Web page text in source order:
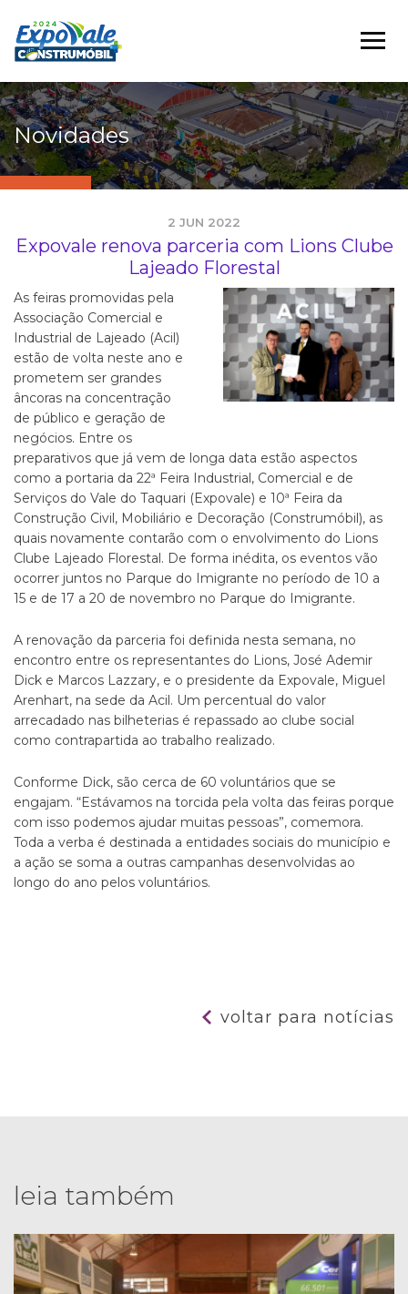
Novidades
2 JUN 2022
Expovale renova parceria com Lions Clube
Lajeado Florestal
As feiras promovidas pela
Associação Comercial e
Industrial de Lajeado (Acil)
estão de volta neste ano e
prometem ser grandes
âncoras na concentração
de público e geração de
negócios. Entre os
preparativos que já vem de longa data estão aspectos
como a portaria da 22ª Feira Industrial, Comercial e de
Serviços do Vale do Taquari (Expovale) e 10ª Feira da
Construção Civil, Mobiliário e Decoração (Construmóbil), as
quais novamente contarão com o envolvimento do Lions
Clube Lajeado Florestal. De forma inédita, os eventos vão
ocorrer juntos no Parque do Imigrante no período de 10 a
15 e de 17 a 20 de novembro no Parque do Imigrante.
A renovação da parceria foi definida nesta semana, no
encontro entre os representantes do Lions, José Ademir
Dick e Marcos Lazzary, e o presidente da Expovale, Miguel
Arenhart, na sede da Acil. Um percentual do valor
arrecadado nas bilheterias é repassado ao clube social
como contrapartida ao trabalho realizado.
Conforme Dick, são cerca de 60 voluntários que se
engajam. “Estávamos na torcida pela volta das feiras porque
com isso podemos ajudar muitas pessoas”, comemora.
Toda a verba é destinada a entidades sociais do município e
a ação se soma a outras campanhas desenvolvidas ao
longo do ano pelos voluntários.
voltar para notícias
leia também